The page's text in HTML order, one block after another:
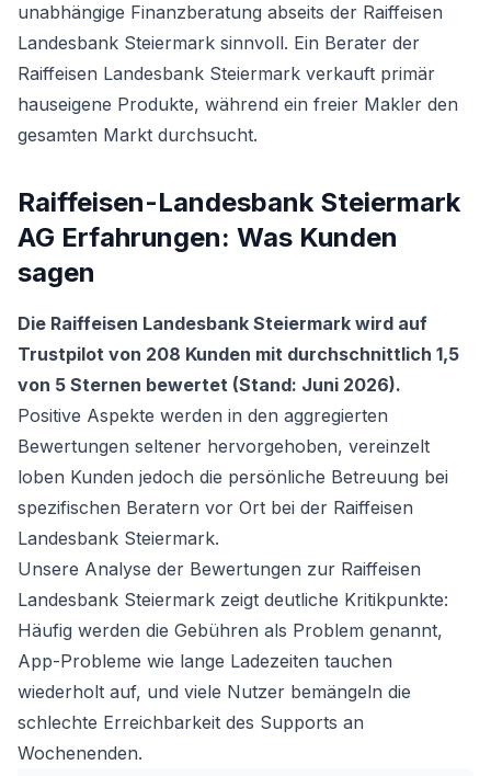
unabhängige Finanzberatung abseits der Raiffeisen
Landesbank Steiermark sinnvoll. Ein Berater der
Raiffeisen Landesbank Steiermark verkauft primär
hauseigene Produkte, während ein freier Makler den
gesamten Markt durchsucht.
Raiffeisen-Landesbank Steiermark
AG Erfahrungen: Was Kunden
sagen
Die Raiffeisen Landesbank Steiermark wird auf
Trustpilot von 208 Kunden mit durchschnittlich 1,5
von 5 Sternen bewertet (Stand: Juni 2026).
Positive Aspekte werden in den aggregierten
Bewertungen seltener hervorgehoben, vereinzelt
loben Kunden jedoch die persönliche Betreuung bei
spezifischen Beratern vor Ort bei der Raiffeisen
Landesbank Steiermark.
Unsere Analyse der Bewertungen zur Raiffeisen
Landesbank Steiermark zeigt deutliche Kritikpunkte:
Häufig werden die Gebühren als Problem genannt,
App-Probleme wie lange Ladezeiten tauchen
wiederholt auf, und viele Nutzer bemängeln die
schlechte Erreichbarkeit des Supports an
Wochenenden.